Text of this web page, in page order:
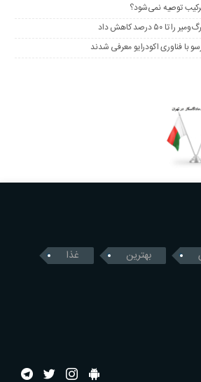
توصیه نمی‌شود؟
درصد کاهش داد
فناوری اکودرایو معرفی شدند
بهترین
غذا